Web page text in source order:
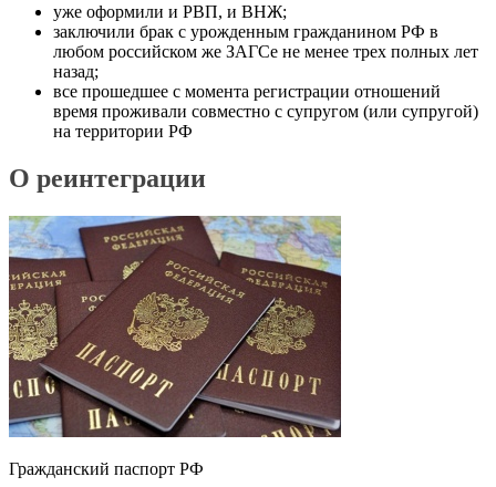
уже оформили и РВП, и ВНЖ;
заключили брак с урожденным гражданином РФ в
любом российском же ЗАГСе не менее трех полных лет
назад;
все прошедшее с момента регистрации отношений
время проживали совместно с супругом (или супругой)
на территории РФ
О реинтеграции
Гражданский паспорт РФ